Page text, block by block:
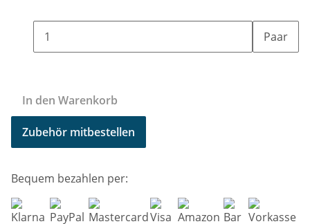
Paar
In den Warenkorb
Zubehör mitbestellen
Bequem bezahlen per: